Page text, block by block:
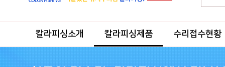
칼라피싱소개 칼라피싱제품 수리접수현황